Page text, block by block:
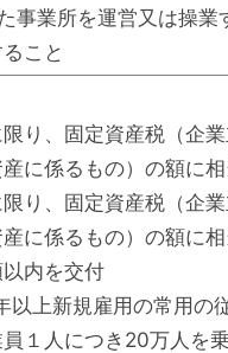
事業所を運営又は操
と
、固定資産税（企業
の）の額に相当
り、固定資産税（企
）の額に相当す
交付
上新規雇用の常用の
き20万人を乗じ